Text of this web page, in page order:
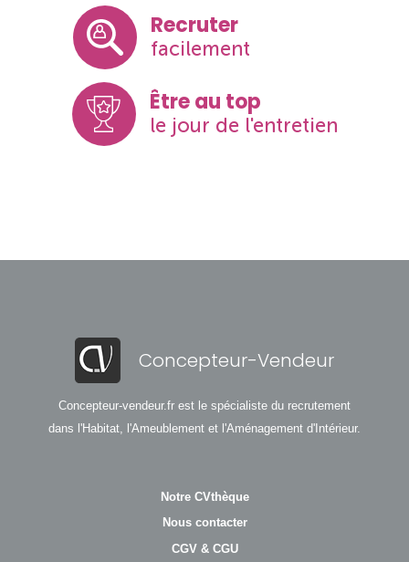
Recruter
facilement
Être au top
le jour de l'entretien
Concepteur-Vendeur
Concepteur-vendeur.fr est le spécialiste du recrutement
dans l'Habitat, l'Ameublement et l'Aménagement d'Intérieur.
Notre CVthèque
Nous contacter
CGV & CGU